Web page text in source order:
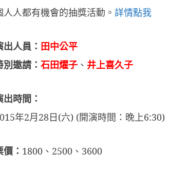
人人都有機會的抽獎活動。 詳情點我
出人員： 田中公平
別邀請： 石田燿子 、 井上喜久子
出時間：
年2月28日(六) (開演時間：晚上6:30)
價： 1800 、 2500 、 3600